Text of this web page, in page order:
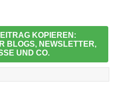
KOPIEREN:
BLOGS, NEWSLETTER,
UND CO.